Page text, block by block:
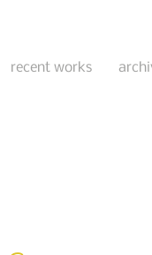
recent works